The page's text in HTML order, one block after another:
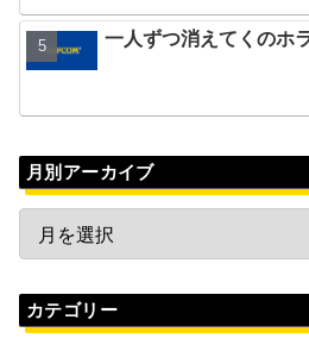
一人ずつ消えてくのホ
月別アーカイブ
カテゴリー